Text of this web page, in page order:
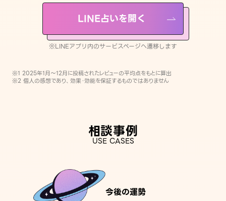
LINE占いを開く
※LINEアプリ内のサービスページへ遷移します
※1 2025年1月〜12月に投稿されたレビューの平均点をもとに算出
※2 個人の感想であり、効果・効能を保証するものではありません
相談事例
USE CASES
今後の運勢